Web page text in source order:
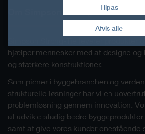
Om Simpson Strong-Tie®
hjælper mennesker med at designe og
og stærkere konstruktioner.
Som pioner i byggebranchen og
strukturelle løsninger har vi en
problemløsning gennem innovation.
at udvikle stadig bedre
samt at give vores kunder enestående
Afvis alle
Træk samtykke tilbage
Tilpas